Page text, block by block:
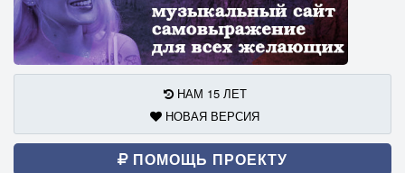
НАМ 15 ЛЕТ
НОВАЯ ВЕРСИЯ
ПОМОЩЬ ПРОЕКТУ